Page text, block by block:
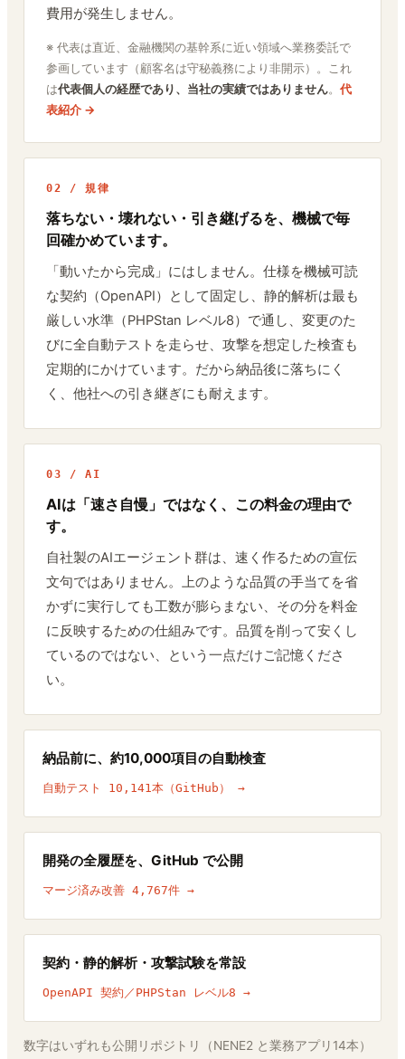
費用が発生しません。
※ 代表は直近、金融機関の基幹系に近い領域へ業務委託で
参画しています（顧客名は守秘義務により非開示）。これ
は代表個人の経歴であり、当社の実績ではありません。 代
表紹介 →
02 / 規律
落ちない・壊れない・引き継げるを、機械で毎
回確かめています。
「動いたから完成」にはしません。仕様を機械可読
な契約（OpenAPI）として固定し、静的解析は最も
厳しい水準（PHPStan レベル8）で通し、変更のた
びに全自動テストを走らせ、攻撃を想定した検査も
定期的にかけています。だから納品後に落ちにく
く、他社への引き継ぎにも耐えます。
03 / AI
AIは「速さ自慢」ではなく、この料金の理由で
す。
自社製のAIエージェント群は、速く作るための宣伝
文句ではありません。上のような品質の手当てを省
かずに実行しても工数が膨らまない、その分を料金
に反映するための仕組みです。品質を削って安くし
ているのではない、という一点だけご記憶くださ
い。
納品前に、約10,000項目の自動検査
自動テスト 10,141本（GitHub） →
開発の全履歴を、GitHub で公開
マージ済み改善 4,767件 →
契約・静的解析・攻撃試験を常設
OpenAPI 契約／PHPStan レベル8 →
数字はいずれも公開リポジトリ（NENE2 と業務アプリ14本）